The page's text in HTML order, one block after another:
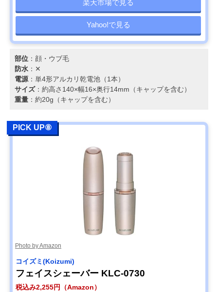
楽天市場で見る
Yahoo!で見る
部位 ：顔・ウブ毛
防水 ：✕
電源：単4形アルカリ乾電池（1本）
サイズ：約高さ140×幅16×奥行14mm（キャップを含む）
重量 ：約20g（キャップを含む）
PICK UP⑧
Photo by Amazon
コイズミ(Koizumi)
フェイスシェーバー KLC-0730
税込み2,255円（Amazon）